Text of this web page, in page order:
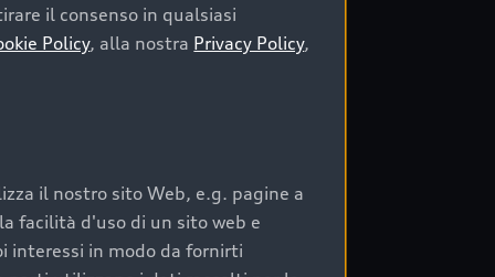
nel tempo;
il consenso in qualsiasi
Policy, alla nostra Privacy Policy,
il nostro sito Web, e.g. pagine a
facilità d'uso di un sito web e
interessi in modo da fornirti